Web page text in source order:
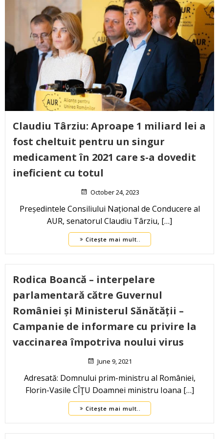
Claudiu Târziu: Aproape 1 miliard lei a
fost cheltuit pentru un singur
medicament în 2021 care s-a dovedit
ineficient cu totul
October 24, 2023
Președintele Consiliului Național de Conducere al
AUR, senatorul Claudiu Târziu, […]
Citește mai mult..
Rodica Boancă – interpelare
parlamentară către Guvernul
României și Ministerul Sănătății –
Campanie de informare cu privire la
vaccinarea împotriva noului virus
June 9, 2021
Adresată: Domnului prim-ministru al României,
Florin-Vasile CÎŢU Doamnei ministru Ioana […]
Citește mai mult..